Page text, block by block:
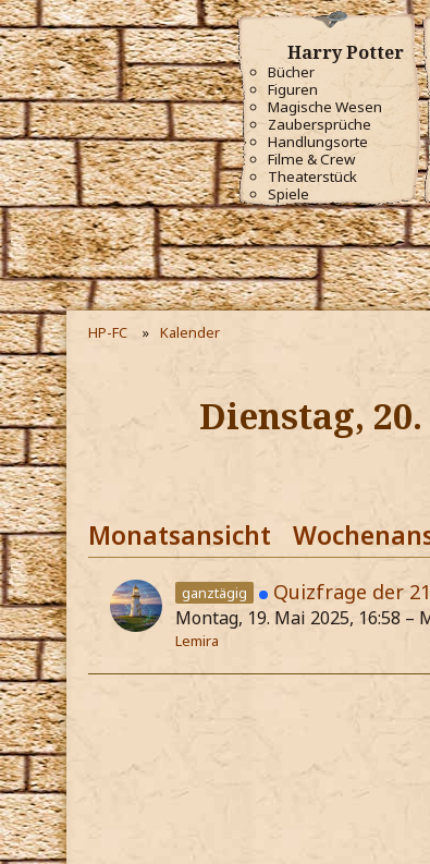
Harry Potter
Bücher
Figuren
Magische Wesen
Zaubersprüche
Handlungsorte
Filme & Crew
Theaterstück
Spiele
HP-FC Kalender
Dienstag,
Monatsansicht
ganztägig Quizfrage der
Montag, 19. Mai 2025, 16:58 –
Lemira